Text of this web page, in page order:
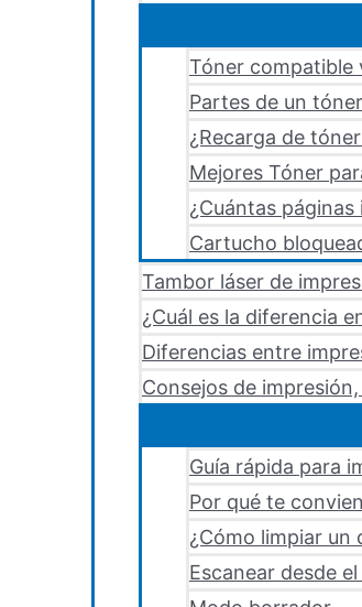
Tóner compatible
Partes de un tóner
¿Recarga de
Mejores Tóner
¿Cuántas
Cartucho
Tambor láser de
¿Cuál es la diferencia
Diferencias entre
Consejos de impresión,
Guía rápida para
Por qué te
¿Cómo limpiar un
Escanear desde